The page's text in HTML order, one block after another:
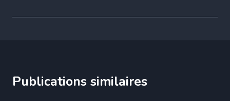
Publications similaires